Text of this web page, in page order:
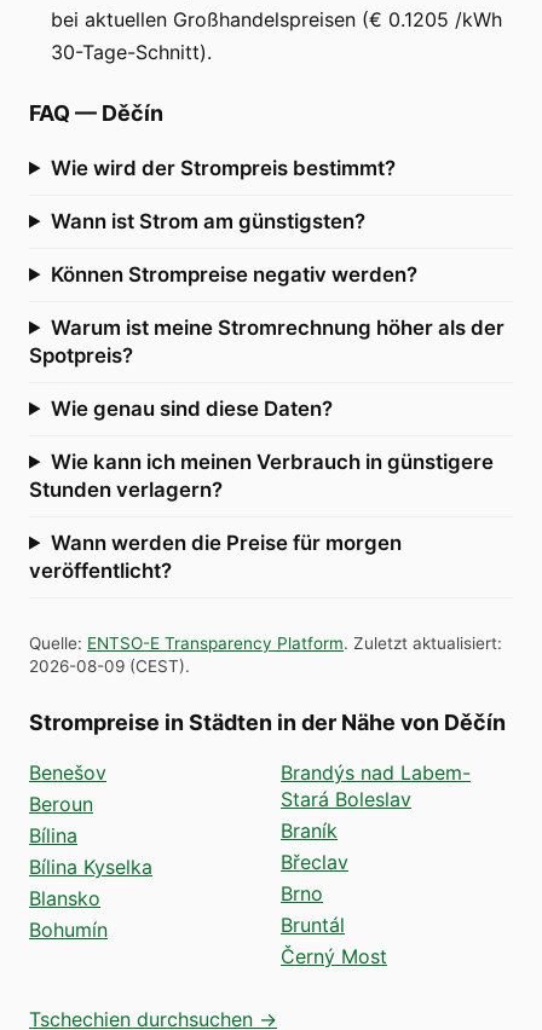
bei aktuellen Großhandelspreisen (€ 0.1205 /kWh
30-Tage-Schnitt).
FAQ — Děčín
Wie wird der Strompreis bestimmt?
Wann ist Strom am günstigsten?
Können Strompreise negativ werden?
Warum ist meine Stromrechnung höher als der
Spotpreis?
Wie genau sind diese Daten?
Wie kann ich meinen Verbrauch in günstigere
Stunden verlagern?
Wann werden die Preise für morgen
veröffentlicht?
Quelle: ENTSO-E Transparency Platform. Zuletzt aktualisiert:
2026-08-09 (CEST).
Strompreise in Städten in der Nähe von Děčín
Benešov
Beroun
Bílina
Bílina Kyselka
Blansko
Bohumín
Brandýs nad Labem-
Stará Boleslav
Braník
Břeclav
Brno
Bruntál
Černý Most
Tschechien durchsuchen →